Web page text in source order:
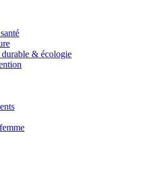
& écologie